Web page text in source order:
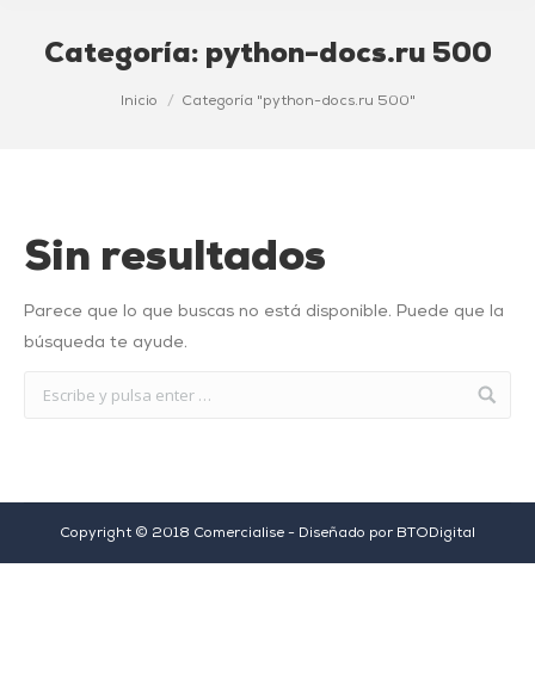
Categoría: python-docs.ru 500
Inicio Categoría "python-docs.ru 500"
Sin resultados
Parece que lo que buscas no está disponible. Puede que la
búsqueda te ayude.
Copyright © 2018 Comercialise - Diseñado por BTODigital